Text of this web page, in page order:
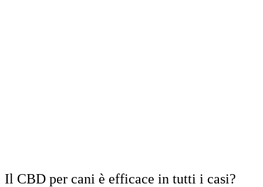
Il CBD per cani è efficace in tutti i casi?